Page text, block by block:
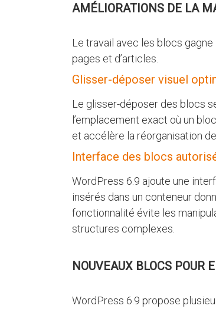
AMÉLIORATIONS DE LA
Le travail avec les blocs
pages et d’articles.
Glisser-déposer visuel
Le glisser-déposer des blocs
l’emplacement exact où un
et accélère la réorganisation
Interface des blocs
WordPress 6.9 ajoute une
insérés dans un conteneur
fonctionnalité évite les
structures complexes.
NOUVEAUX BLOCS POUR
WordPress 6.9 propose